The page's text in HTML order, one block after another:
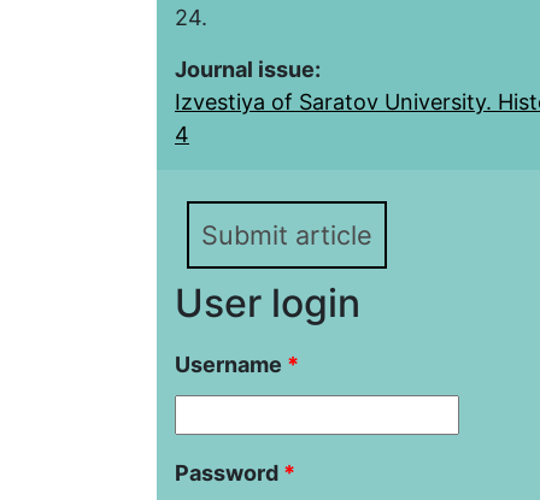
24.
Journal issue:
Izvestiya of Saratov University.
4
Submit article
User login
Username *
Password *